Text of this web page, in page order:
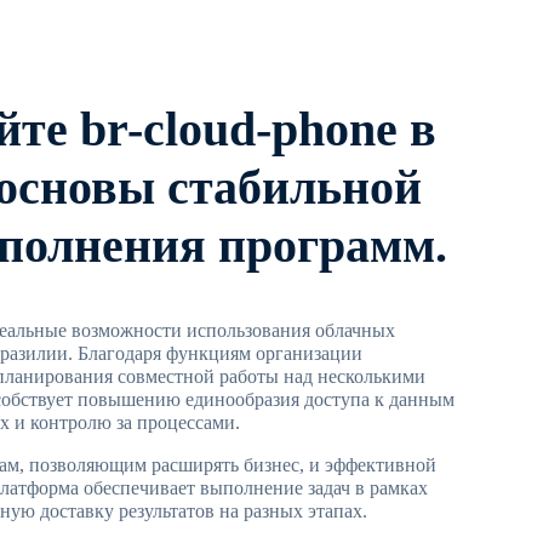
br-cloud-phone в
стабильной
программ.
возможности использования облачных
Благодаря функциям организации
совместной работы над несколькими
повышению единообразия доступа к данным
и контролю за процессами.
позволяющим расширять бизнес, и эффективной
обеспечивает выполнение задач в рамках
доставку результатов на разных этапах.